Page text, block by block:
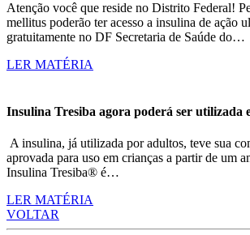
Atenção você que reside no Distrito Federal!
mellitus poderão ter acesso a insulina de ação
gratuitamente no DF Secretaria de Saúde do…
LER MATÉRIA
Insulina Tresiba agora poderá ser utilizada
A insulina, já utilizada por adultos, teve sua
aprovada para uso em crianças a partir de um
Insulina Tresiba® é…
LER MATÉRIA
VOLTAR